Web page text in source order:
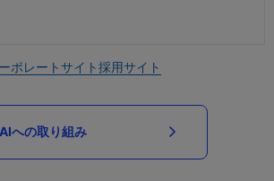
ポレートサイト採用サイト
AIへの取り組み